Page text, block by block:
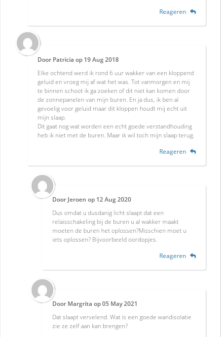
Reageren
Door Patricia op 19 Aug 2018
Elke ochtend werd ik rond 6 uur wakker van een kloppend
geluid en vroeg mij af wat het was. Tot vanmorgen en mij
te binnen schoot ik ga zoeken of dit niet kan komen door
de zonnepanelen van mijn buren. En ja dus, ik ben al
gevoelig voor geluid maar dit kloppen houdt mij echt uit
mijn slaap.
Dit gaat nog wat worden een echt goede verstandhouding
heb ik niet met de buren. Maar ik wil toch mijn slaap terug.
Reageren
Door Jeroen op 12 Aug 2020
Dus omdat u dusdanig licht slaapt dat een
relaisschakeling bij de buren u al wakker maakt
moeten de buren het oplossen?Misschien moet u
iets oplossen? Bijvoorbeeld oordopjes.
Reageren
Door Margrita op05 May 2021
Dat slaapt vervelend. Wat is een goede wandisolatie
zie ze zelf aan kan brengen?